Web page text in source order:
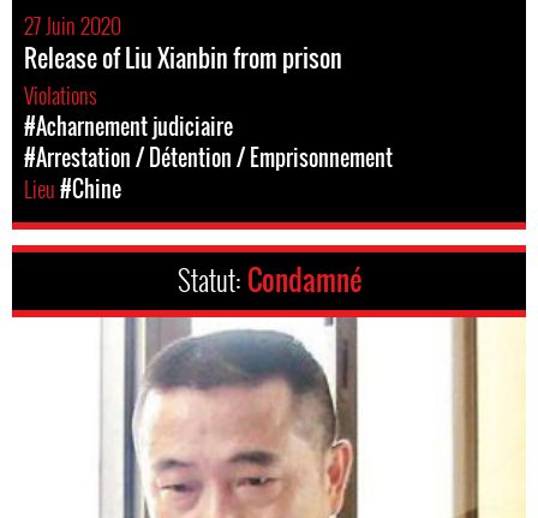
27 Juin 2020
Release of Liu Xianbin from prison
Violations
#Acharnement judiciaire
#Arrestation / Détention / Emprisonnement
Lieu#Chine
Statut: Condamné